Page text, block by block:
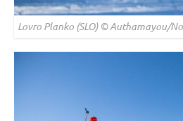
Lovro Planko (SLO) © Authamayou/